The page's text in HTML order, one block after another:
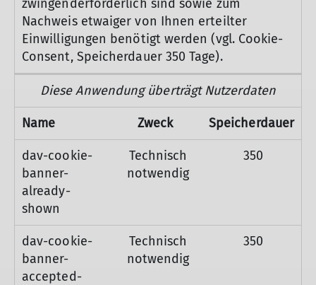
zwingenderforderlich sind sowie zum
Nachweis etwaiger von Ihnen erteilter
Einwilligungen benötigt werden (vgl. Cookie-
Consent, Speicherdauer 350 Tage).
Diese Anwendung überträgt Nutzerdaten
Name Zweck Speicherdauer
dav-cookie-
banner-
already-
shown
Technisch
notwendig
350
dav-cookie-
banner-
accepted-
Technisch
notwendig
350